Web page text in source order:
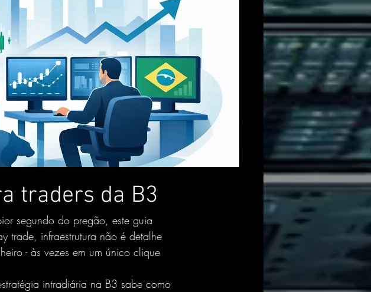
traders da B3
segundo do pregão, este guia
trade, infraestrutura não é detalhe
- às vezes em um único clique
intradiária na B3 sabe como